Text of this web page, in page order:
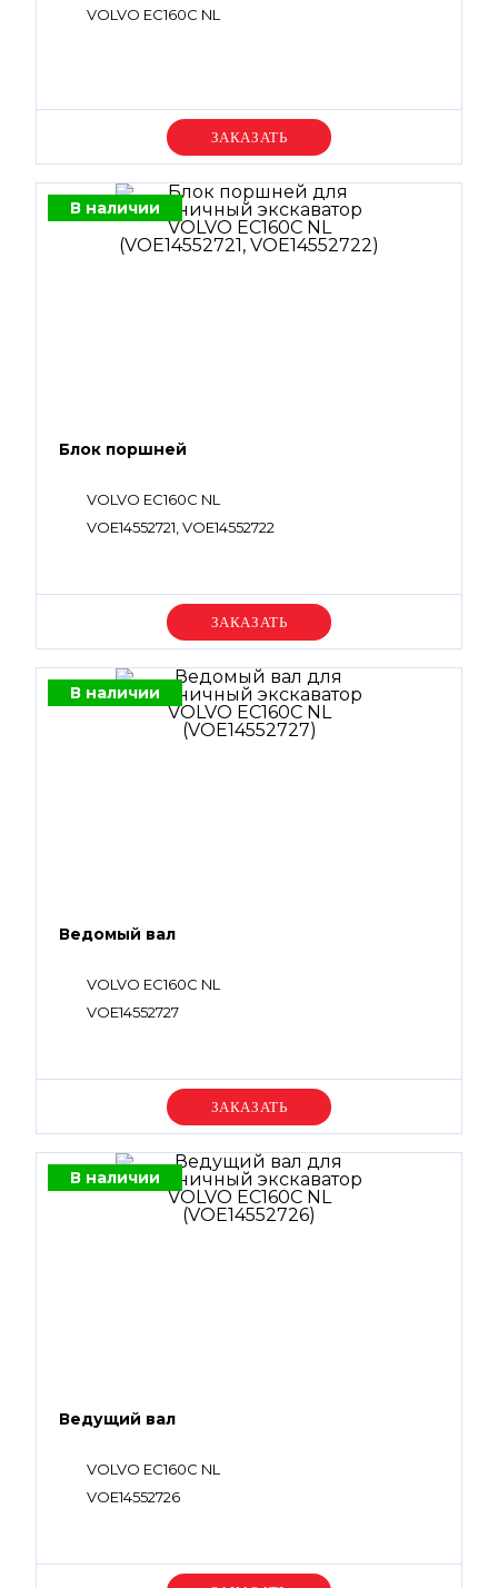
VOLVO EC160C NL
Уточняйте цену
В наличии
Блок поршней
VOLVO EC160C NL
VOE14552721, VOE14552722
Уточняйте цену
В наличии
Ведомый вал
VOLVO EC160C NL
VOE14552727
Уточняйте цену
В наличии
Ведущий вал
VOLVO EC160C NL
VOE14552726